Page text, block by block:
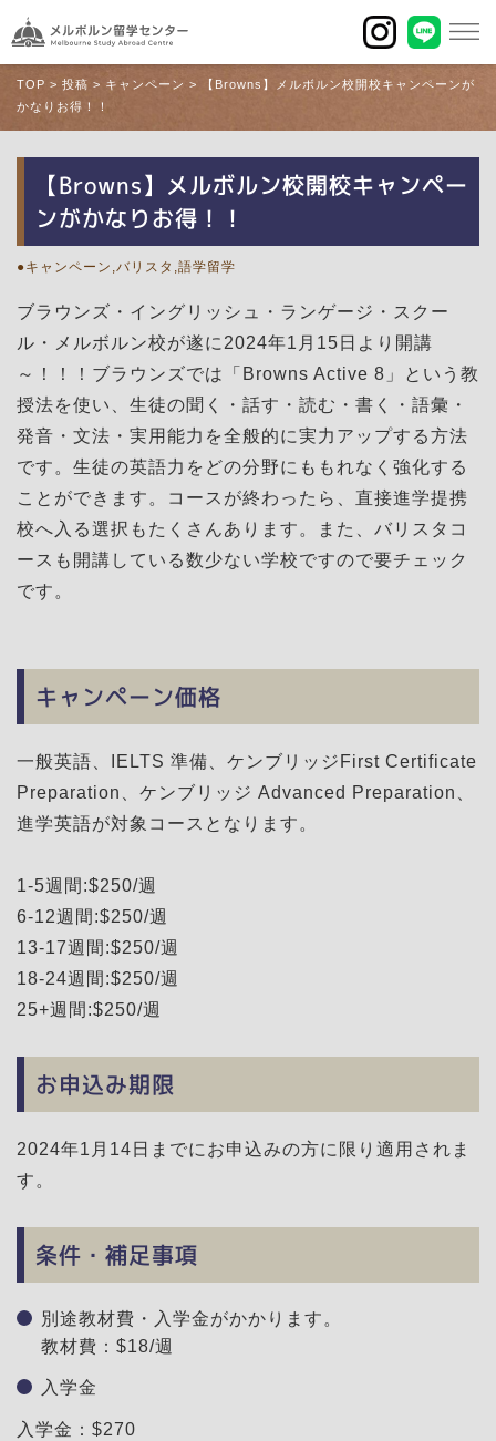
TOP > 投稿 > キャンペーン >
【Browns】メルボルン校開校キャンペーンが
かなりお得！！
【Browns】メルボルン校開校キャンペー
ンがかなりお得！！
キャンペーン,バリスタ,語学留学
ブラウンズ・イングリッシュ・ランゲージ・スクー
ル・メルボルン校が遂に2024年1月15日より開講
～！！！ブラウンズでは「Browns Active 8」という教
授法を使い、生徒の聞く・話す・読む・書く・語彙・
発音・文法・実用能力を全般的に実力アップする方法
です。生徒の英語力をどの分野にももれなく強化する
ことができます。コースが終わったら、直接進学提携
校へ入る選択もたくさんあります。また、バリスタコ
ースも開講している数少ない学校ですので要チェック
です。
キャンペーン価格
一般英語、IELTS 準備、ケンブリッジFirst Certificate
Preparation、ケンブリッジ Advanced Preparation、
進学英語が対象コースとなります。
1-5週間:$250/週
6-12週間:$250/週
13-17週間:$250/週
18-24週間:$250/週
25+週間:$250/週
お申込み期限
2024年1月14日までにお申込みの方に限り適用されま
す。
条件・補足事項
別途教材費・入学金がかかります。
教材費：$18/週
入学金
入学金：$270